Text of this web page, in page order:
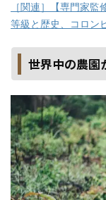
［関連］【専門家
等級と歴史、コロン
世界中の農園